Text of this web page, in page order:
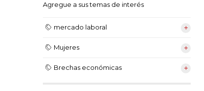
Agregue a sus temas de interés
mercado laboral
Mujeres
Brechas económicas